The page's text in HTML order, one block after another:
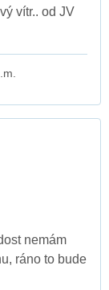
vítr.. od JV
nemám
ráno to bude